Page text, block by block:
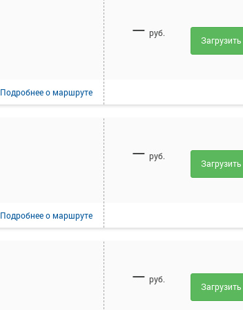
Подробнеео маршруте
— руб.
Подробнеео маршруте
— руб.
— руб.